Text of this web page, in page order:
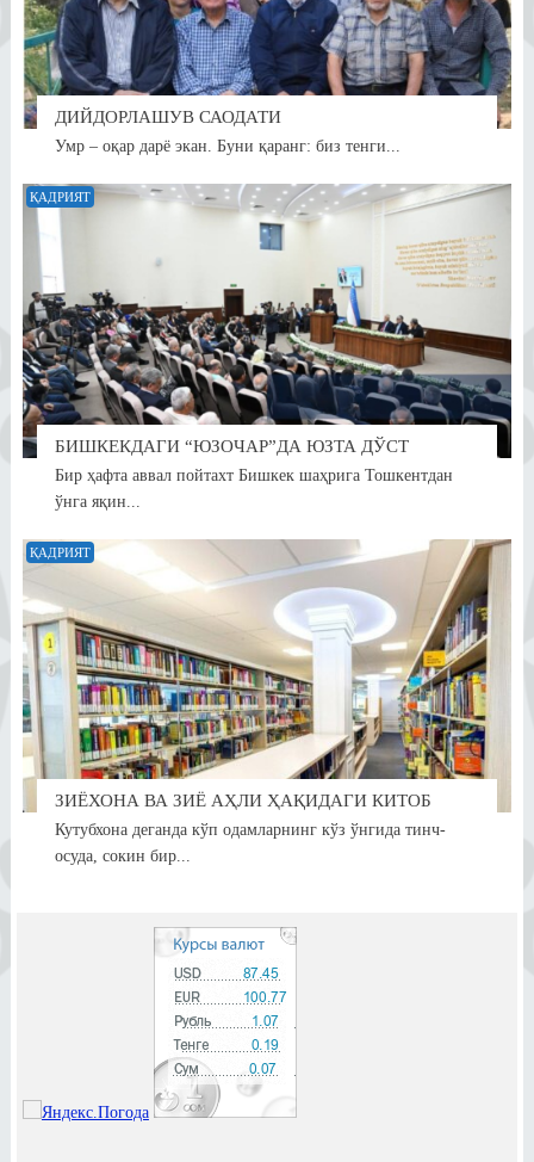
ДИЙДОРЛАШУВ САОДАТИ
Умр – оқар дарё экан. Буни қаранг: биз тенги...
ҚАДРИЯТ
БИШКЕКДАГИ “ЮЗОЧАР”ДА ЮЗТА ДЎСТ
Бир ҳафта аввал пойтахт Бишкек шаҳрига Тошкентдан
ўнга яқин...
ҚАДРИЯТ
ЗИЁХОНА ВА ЗИЁ АҲЛИ ҲАҚИДАГИ КИТОБ
Кутубхона деганда кўп одамларнинг кўз ўнгида тинч-
осуда, сокин бир...